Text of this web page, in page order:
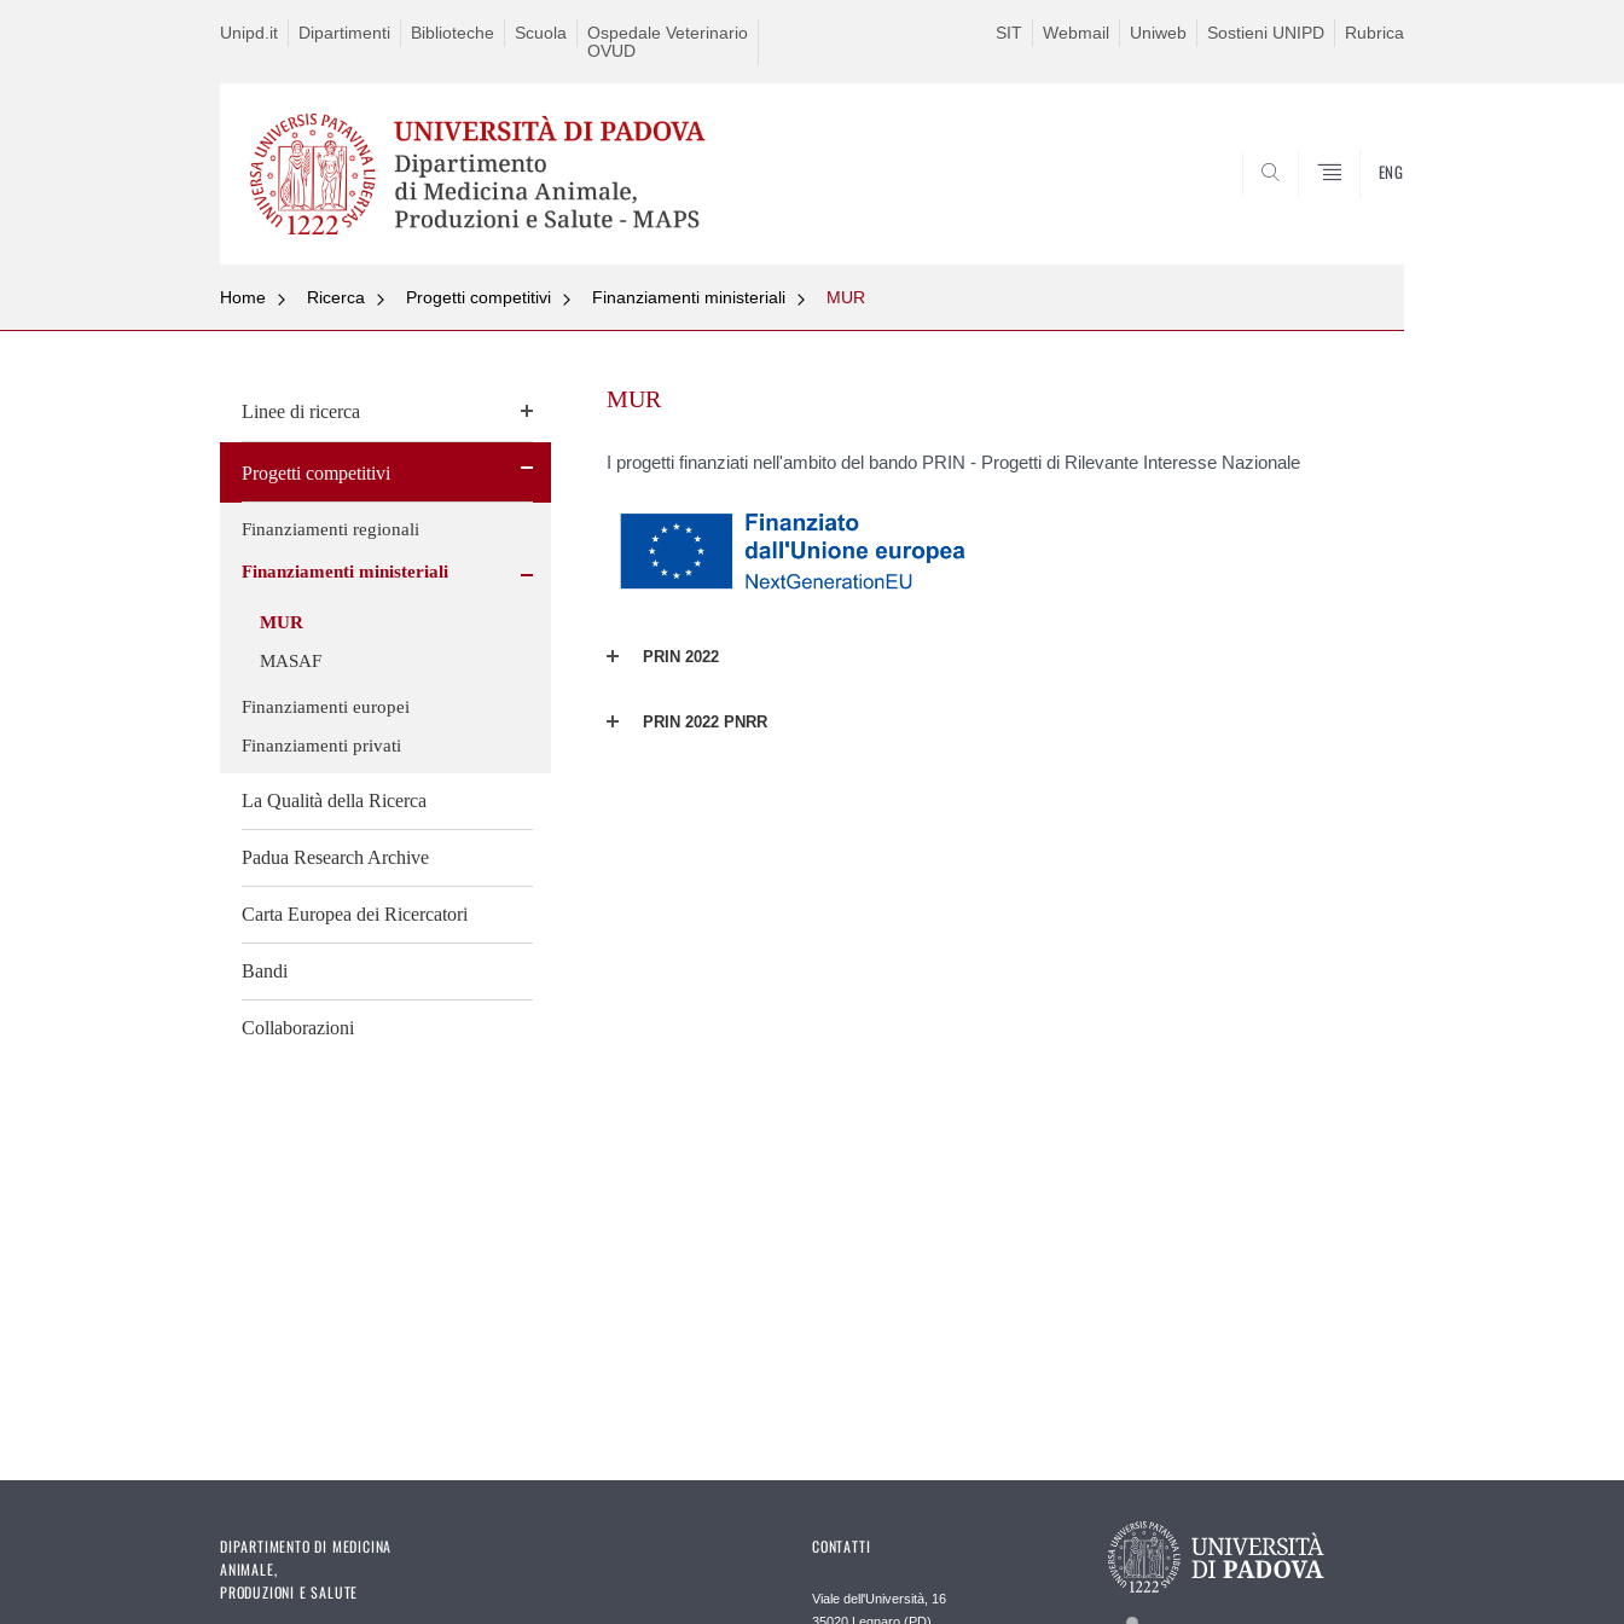
Unipd.it Dipartimenti Biblioteche Scuola
Ospedale Veterinario
OVUD
SIT Webmail Uniweb Sostieni UNIPD Rubrica
ENG
Home Ricerca Progetti competitivi Finanziamenti ministeriali MUR
Linee di ricerca
Progetti competitivi
Finanziamenti regionali
Finanziamenti ministeriali
MUR
MASAF
Finanziamenti europei
Finanziamenti privati
La Qualità della Ricerca
Padua Research Archive
Carta Europea dei Ricercatori
Bandi
Collaborazioni
MUR
I progetti finanziati nell'ambito del bando PRIN - Progetti di Rilevante Interesse Nazionale
PRIN 2022
PRIN 2022 PNRR
DIPARTIMENTO DI MEDICINA
ANIMALE,
PRODUZIONI E SALUTE
CONTATTI
Viale dell'Università, 16